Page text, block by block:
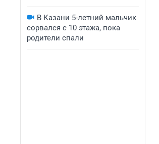
В Казани 5-летний мальчик
сорвался с 10 этажа, пока
родители спали